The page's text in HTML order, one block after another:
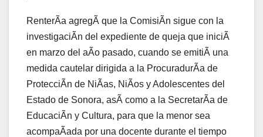
RenterÃa agregÃ que la ComisiÃn sigue con la
investigaciÃn del expediente de queja que iniciÃ
en marzo del aÃo pasado, cuando se emitiÃ una
medida cautelar dirigida a la ProcuradurÃa de
ProtecciÃn de NiÃas, NiÃos y Adolescentes del
Estado de Sonora, asÃ como a la SecretarÃa de
EducaciÃn y Cultura, para que la menor sea
acompaÃada por una docente durante el tiempo